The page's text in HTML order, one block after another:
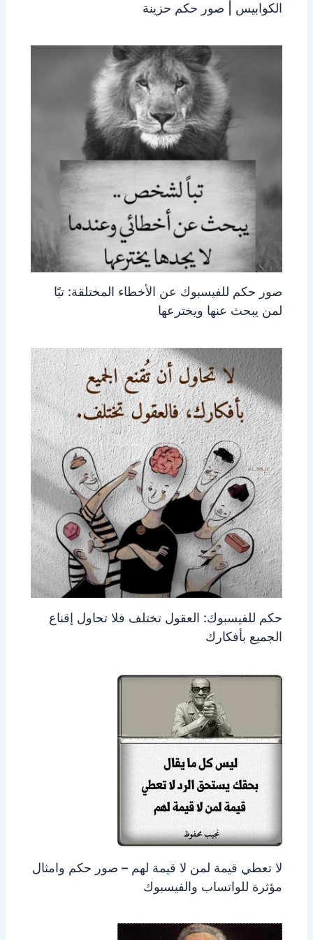
الكوابيس | صور حكم حزينة
صور حكم للفيسبوك عن الأخطاء المختلقة: تبًا
لمن يبحث عنها ويخترعها
حكم للفيسبوك: العقول تختلف فلا تحاول إقناع
الجميع بأفكارك
لا تعطي قيمة لمن لا قيمة لهم – صور حكم وامثال
مؤثرة للواتساب والفيسبوك